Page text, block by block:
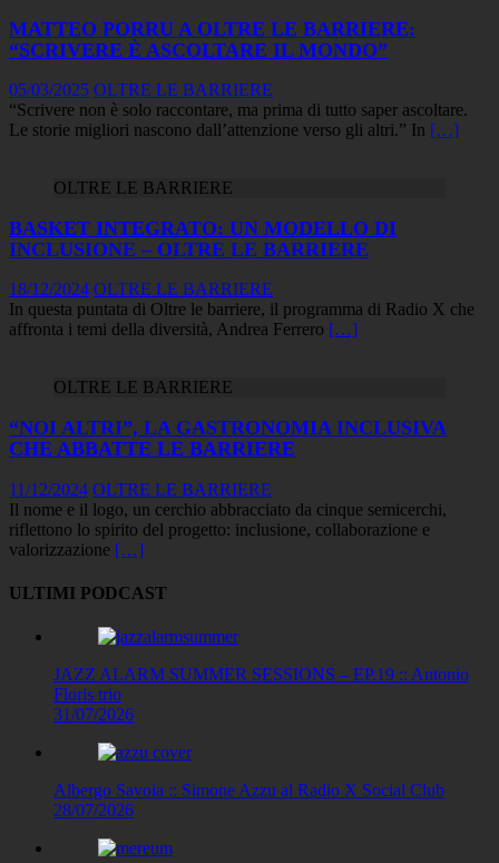
MATTEO PORRU A OLTRE LE BARRIERE:
“SCRIVERE È ASCOLTARE IL MONDO”
05/03/2025 OLTRE LE BARRIERE
“Scrivere non è solo raccontare, ma prima di tutto saper ascoltare.
Le storie migliori nascono dall’attenzione verso gli altri.” In […]
OLTRE LE BARRIERE
BASKET INTEGRATO: UN MODELLO DI
INCLUSIONE – OLTRE LE BARRIERE
18/12/2024 OLTRE LE BARRIERE
In questa puntata di Oltre le barriere, il programma di Radio X che
affronta i temi della diversità, Andrea Ferrero […]
OLTRE LE BARRIERE
“NOI ALTRI”, LA GASTRONOMIA INCLUSIVA
CHE ABBATTE LE BARRIERE
11/12/2024 OLTRE LE BARRIERE
Il nome e il logo, un cerchio abbracciato da cinque semicerchi,
riflettono lo spirito del progetto: inclusione, collaborazione e
valorizzazione […]
ULTIMI PODCAST
JAZZ ALARM SUMMER SESSIONS – EP.19 :: Antonio
Floris trio
31/07/2026
Albergo Savoia :: Simone Azzu al Radio X Social Club
28/07/2026